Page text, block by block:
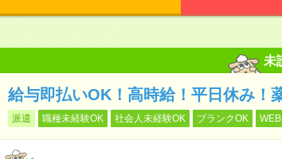
未
給与即払いOK！高時給！平日休み！
派遣 職種未経験OK 社会人未経験OK ブランクOK